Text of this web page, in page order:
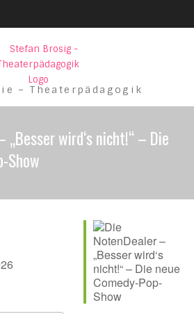
– Theaterpädagogik
„Besser wird‘s nicht!“ – Die
Show